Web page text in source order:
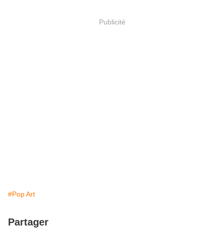
Publicité
#Pop Art
Partager